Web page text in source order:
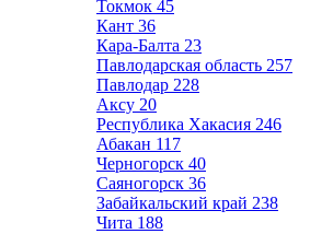
Токмок 45
Кант 36
Кара-Балта 23
Павлодарская область 257
Павлодар 228
Аксу 20
Республика Хакасия 246
Абакан 117
Черногорск 40
Саяногорск 36
Забайкальский край 238
Чита 188